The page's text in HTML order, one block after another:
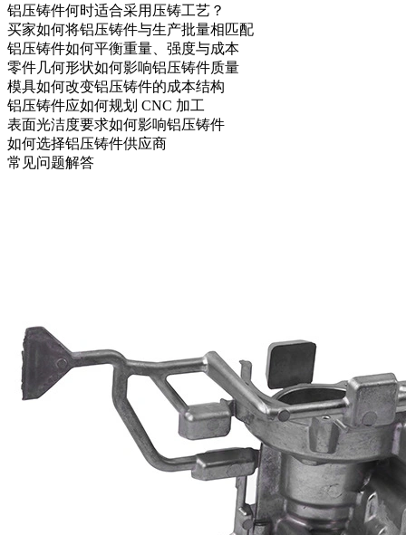
铝压铸件何时适合采用压铸工艺？
买家如何将铝压铸件与生产批量相匹配
铝压铸件如何平衡重量、强度与成本
零件几何形状如何影响铝压铸件质量
模具如何改变铝压铸件的成本结构
铝压铸件应如何规划 CNC 加工
表面光洁度要求如何影响铝压铸件
如何选择铝压铸件供应商
常见问题解答